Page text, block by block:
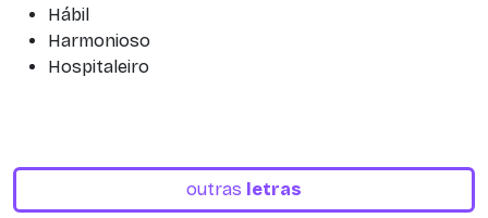
Hábil
Harmonioso
Hospitaleiro
outras letras